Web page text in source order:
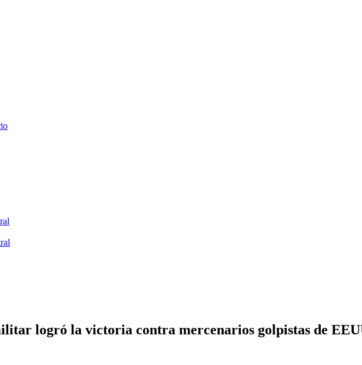
logró la victoria contra mercenarios golpistas de